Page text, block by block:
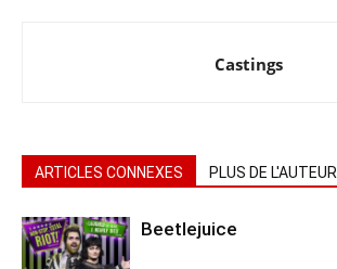
Castings
ARTICLES CONNEXES PLUS DE L'AUTEUR
Beetlejuice